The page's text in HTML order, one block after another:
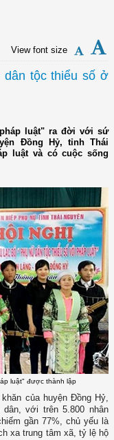
View font size
dân tộc thiểu số ở
luật" ra đời với sứ
Đồng Hỷ, tỉnh Thái
luật và có cuộc sống
luật" được thành lập
của huyện Đồng Hỷ,
với trên 5.800 nhân
gần 77%, chủ yếu là
xa trung tâm xã, tỷ lệ hộ